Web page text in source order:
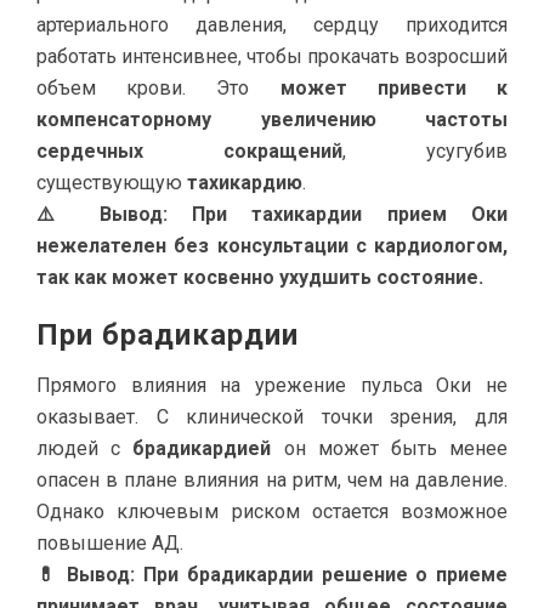
артериального давления, сердцу приходится
работать интенсивнее, чтобы прокачать возросший
объем крови. Это может привести к
компенсаторному увеличению частоты
сердечных сокращений, усугубив
существующую тахикардию.
⚠️ Вывод: При тахикардии прием Оки
нежелателен без консультации с кардиологом,
так как может косвенно ухудшить состояние.
При брадикардии
Прямого влияния на урежение пульса Оки не
оказывает. С клинической точки зрения, для
людей с брадикардией он может быть менее
опасен в плане влияния на ритм, чем на давление.
Однако ключевым риском остается возможное
повышение АД.
💊 Вывод: При брадикардии решение о приеме